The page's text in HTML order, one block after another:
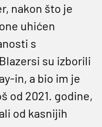
nakon što je
uhićen
s
su izborili
in, a bio im je
od 2021. godine,
od kasnijih